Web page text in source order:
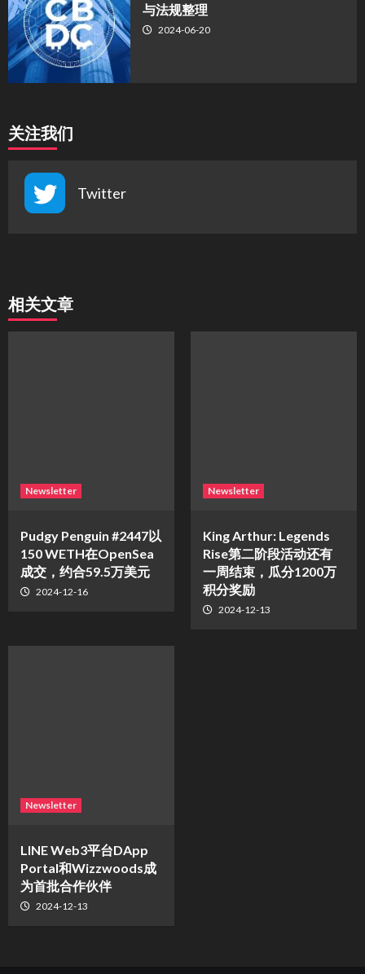
与法规整理
2024-06-20
关注我们
Twitter
相关文章
Newsletter
Pudgy Penguin #2447以
150 WETH在OpenSea
成交，约合59.5万美元
2024-12-16
Newsletter
King Arthur: Legends
Rise第二阶段活动还有
一周结束，瓜分1200万
积分奖励
2024-12-13
Newsletter
LINE Web3平台DApp
Portal和Wizzwoods成
为首批合作伙伴
2024-12-13